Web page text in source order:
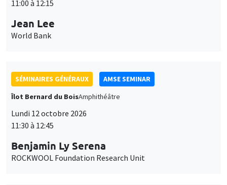
Jean Lee
World Bank
Îlot Bernard du BoisAmphithéâtre
Lundi 12 octobre 2026
11:30 à 12:45
Benjamin Ly Serena
ROCKWOOL Foundation Research Unit